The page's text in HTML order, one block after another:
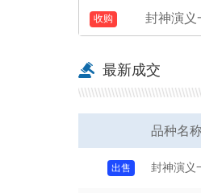
级刀）
封神演义
型张（爱
最新成交
品种名
封神演义